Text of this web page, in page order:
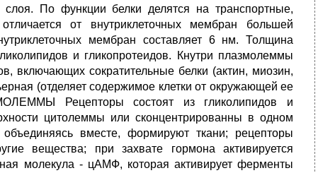
По функции белки делятся на транспортные,
от внутриклеточных мембран большей
мембран составляет 6 нм. Толщина
и гликопротеидов. Кнутри плазмолеммы
включающих сократительные белки (актин, миозин,
(отделяет содержимое клетки от окружающей ее
Рецепторы состоят из гликолипидов и
цитолеммы или сконцентрированны в одном
вместе, формируют ткани; рецепторы
вещества; при захвате гормона активируется
молекула - цАМФ, которая активирует ферменты